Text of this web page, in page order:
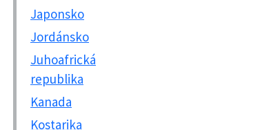
Japonsko
Jordánsko
Juhoafrická
republika
Kanada
Kostarika